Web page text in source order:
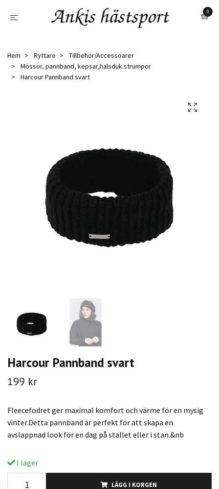
0
Hem Ryttare
Tillbehör/Accessoarer
Mössor, pannband, kepsar,halsduk.strumpor
Harcour Pannband svart
Harcour Pannband svart
199 kr
Fleecefodret ger maximal komfort och värme för en mysig
vinter.Detta pannband är perfekt för att skapa en
avslappnad look för en dag på stallet eller i stan.&nb
I lager
LÄGG I KORGEN